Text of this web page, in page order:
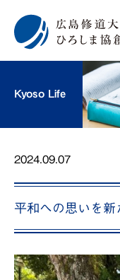
Kyoso Life
2024.09.07
平和への思いを新